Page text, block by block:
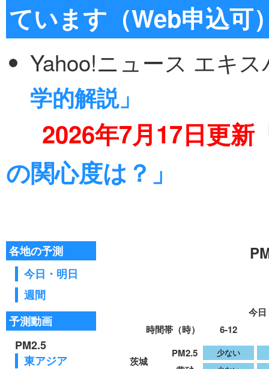
ています（Web申込
Yahoo!ニュース エキ
学的解説」
2026年7月17日更新
の関心度は？」
各地の予測
今日・明日
週間
予測動画
PM2.5
東アジア